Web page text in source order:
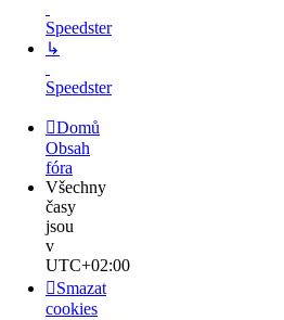
Speedster
↳
Speedster
Domů
Obsah
fóra
Všechny
časy
jsou
v
UTC+02:00
Smazat
cookies